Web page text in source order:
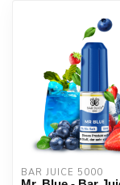
BAR JUICE 5000